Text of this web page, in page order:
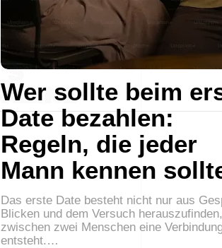
Wer sollte beim
Date bezahlen:
Regeln, die jeder
Mann kennen
Das erste Date besteht nicht nur aus
Blicken und dem Versuch
zwischen zwei Menschen eine
entsteht.…